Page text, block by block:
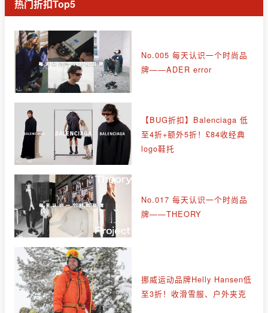
热门折扣Top5
No.005 每天认识一个时尚品
牌——ADER error
【BUG折扣】Balenciaga 低
至4折+额外5折！£84收经典
logo鞋托
No.017 每天认识一个时尚品
牌——THEORY
挪威运动品牌Helly Hansen低
至3折！收滑雪服、户外夹克